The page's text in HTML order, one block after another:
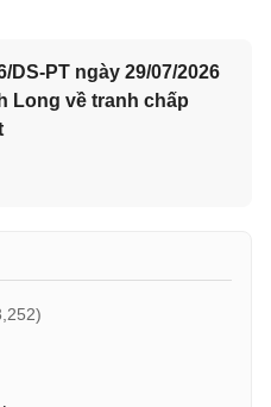
DS-PT ngày 29/07/2026
Long về tranh chấp